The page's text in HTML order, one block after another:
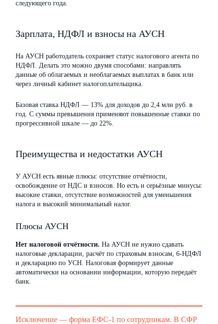
следующего года.
Зарплата, НДФЛ и взносы на АУСН
На АУСН работодатель сохраняет статус налогового агента по
НДФЛ. Делать это можно двумя способами: направлять
данные об облагаемых и необлагаемых выплатах в банк или
через личный кабинет налогоплательщика.
Базовая ставка НДФЛ — 13% для доходов до 2,4 млн руб. в
год. С суммы превышения применяют повышенные ставки по
прогрессивной шкале — до 22%.
Преимущества и недостатки АУСН
У АУСН есть явные плюсы: отсутствие отчётности,
освобождение от НДС и взносов. Но есть и серьёзные минусы:
высокие ставки, отсутствие возможностей для уменьшения
налога и высокий минимальный налог.
Плюсы АУСН
Нет налоговой отчётности. На АУСН не нужно сдавать
налоговые декларации, расчёт по страховым взносам, 6-НДФЛ
и декларацию по УСН. Налоговая формирует данные
автоматически на основании информации, которую передаёт
банк.
Исключение — форма ЕФС-1 по сотрудникам. В СФР